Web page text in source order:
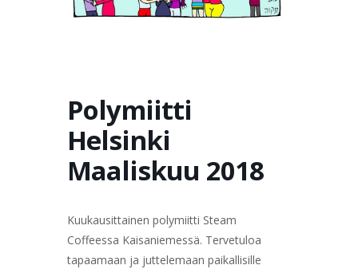
YHDISTYS KAUPPA YHTEYSTIEDOT PÅ SVENSKA
Polymiitti
Helsinki
Maaliskuu 2018
Kuukausittainen polymiitti Steam
Coffeessa Kaisaniemessä. Tervetuloa
tapaamaan ja juttelemaan paikallisille